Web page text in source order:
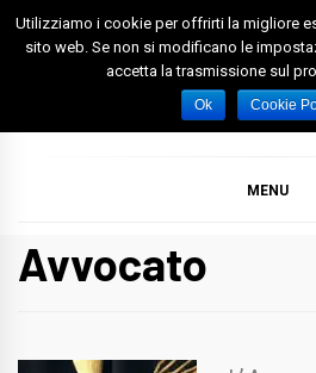
Skip
Spazio
Foggia News Calcio Eventi
MENU
Avvocato
Utilizziamo i cookie per offrirti la migliore
sito web. Se non si modificano le
accetta la trasmissione sul
Ok Cookie